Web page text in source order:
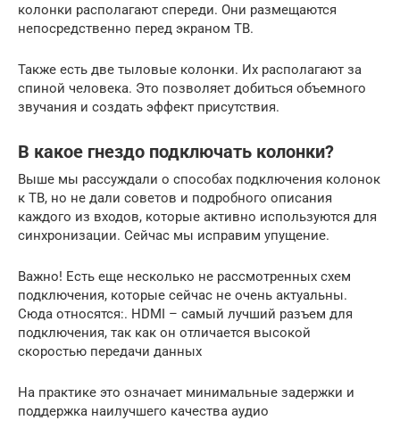
колонки располагают спереди. Они размещаются
непосредственно перед экраном ТВ.
Также есть две тыловые колонки. Их располагают за
спиной человека. Это позволяет добиться объемного
звучания и создать эффект присутствия.
В какое гнездо подключать колонки?
Выше мы рассуждали о способах подключения колонок
к ТВ, но не дали советов и подробного описания
каждого из входов, которые активно используются для
синхронизации. Сейчас мы исправим упущение.
Важно! Есть еще несколько не рассмотренных схем
подключения, которые сейчас не очень актуальны.
Сюда относятся:. HDMI – самый лучший разъем для
подключения, так как он отличается высокой
скоростью передачи данных
На практике это означает минимальные задержки и
поддержка наилучшего качества аудио